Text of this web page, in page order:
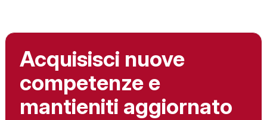
Acquisisci nuove
competenze e
mantieniti aggiornato